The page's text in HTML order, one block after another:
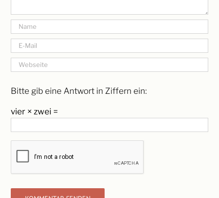
Bitte gib eine Antwort in Ziffern ein:
vier × zwei =